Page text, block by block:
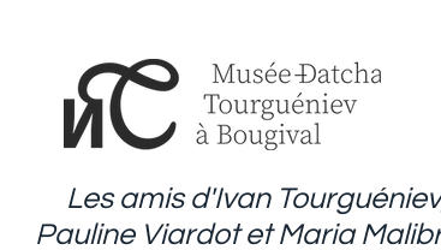
Les amis d'Ivan
Pauline Viardot et Maria